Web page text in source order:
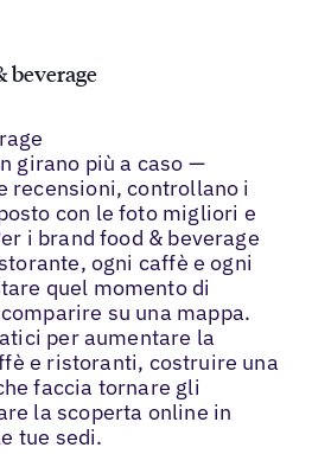
beverage
girano più a caso —
recensioni, controllano i
con le foto migliori e
i brand food & beverage
ogni caffè e ogni
quel momento di
su una mappa.
per aumentare la
e ristoranti, costruire una
faccia tornare gli
la scoperta online in
tue sedi.